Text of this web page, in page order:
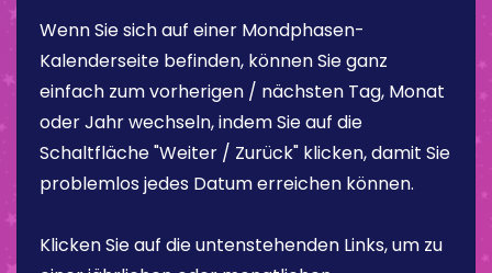
Wenn Sie sich auf einer Mondphasen-
Kalenderseite befinden, können Sie ganz
einfach zum vorherigen / nächsten Tag, Monat
oder Jahr wechseln, indem Sie auf die
Schaltfläche "Weiter / Zurück" klicken, damit Sie
problemlos jedes Datum erreichen können.
Klicken Sie auf die untenstehenden Links, um zu